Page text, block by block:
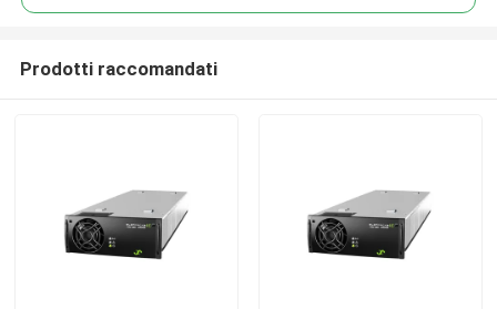
Prodotti raccomandati